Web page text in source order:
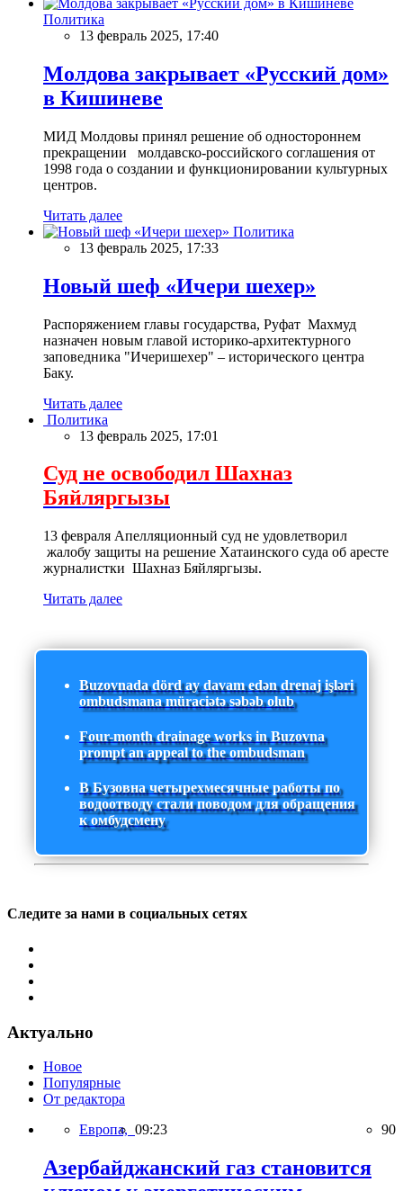
Политика
13 февраль 2025, 17:40
Молдова закрывает «Русский дом»
в Кишиневе
МИД Молдовы принял решение об одностороннем
прекращении молдавско-российского соглашения от
1998 года о создании и функционировании культурных
центров.
Читать далее
Политика
13 февраль 2025, 17:33
Новый шеф «Ичери шехер»
Распоряжением главы государства, Руфат Махмуд
назначен новым главой историко-архитектурного
заповедника "Ичеришехер" – исторического центра
Баку.
Читать далее
Политика
13 февраль 2025, 17:01
Суд не освободил Шахназ
Бяйляргызы
13 февраля Апелляционный суд не удовлетворил
жалобу защиты на решение Хатаинского суда об аресте
журналистки Шахназ Бяйляргызы.
Читать далее
Buzovnada dörd ay davam edən drenaj işləri
ombudsmana müraciətə səbəb olub
Four-month drainage works in Buzovna
prompt an appeal to the ombudsman
В Бузовна четырехмесячные работы по
водоотводу стали поводом для обращения
к омбудсмену
Следите за нами в социальных сетях
Актуально
Новое
Популярные
От редактора
Европа, 09:23 90
Азербайджанский газ становится